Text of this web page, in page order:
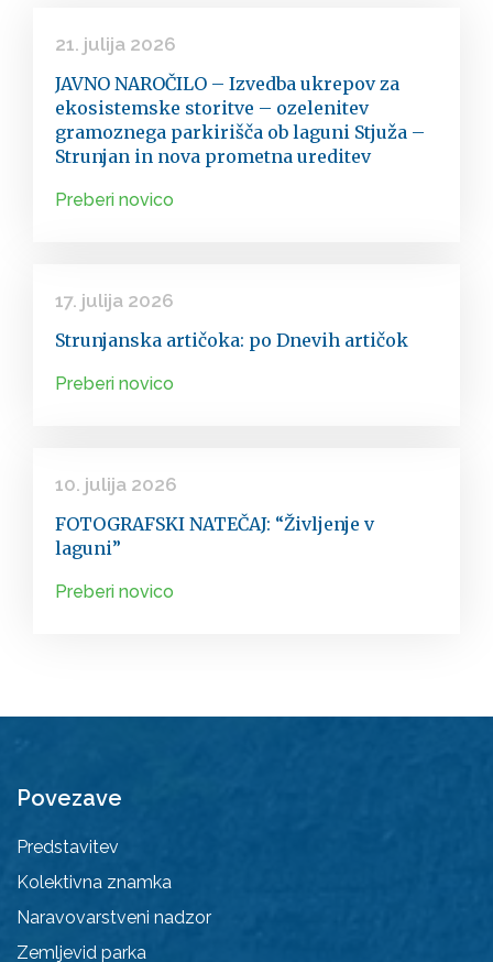
21. julija 2026
JAVNO NAROČILO – Izvedba ukrepov za
ekosistemske storitve – ozelenitev
gramoznega parkirišča ob laguni Stjuža –
Strunjan in nova prometna ureditev
Preberi novico
17. julija 2026
Strunjanska artičoka: po Dnevih artičok
Preberi novico
10. julija 2026
FOTOGRAFSKI NATEČAJ: “Življenje v
laguni”
Preberi novico
Povezave
Predstavitev
Kolektivna znamka
Naravovarstveni nadzor
Zemljevid parka